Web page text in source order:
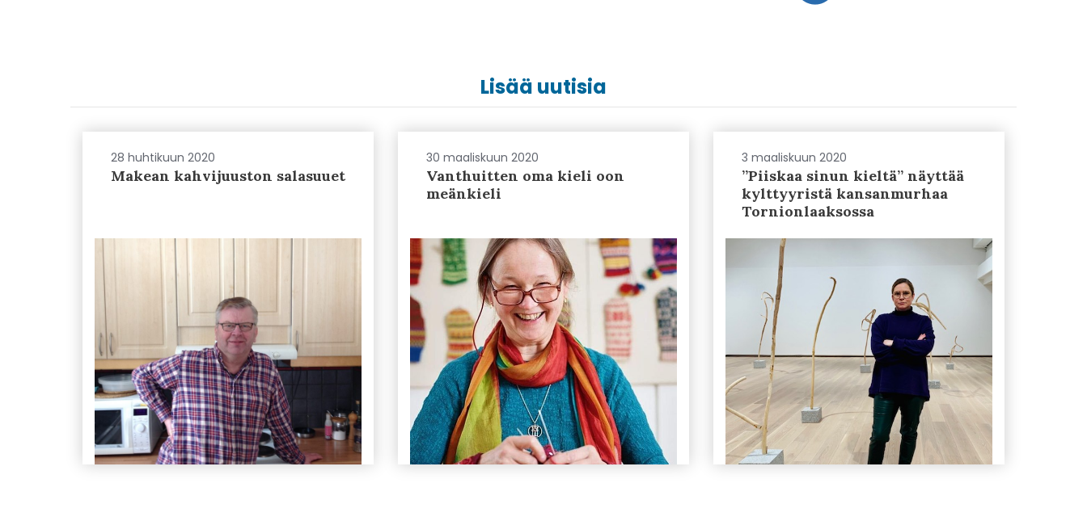
Lisää uutisia
28 huhtikuun 2020
Makean kahvijuuston salasuuet
30 maaliskuun 2020
Vanthuitten oma kieli oon
meänkieli
3 maaliskuun 2020
”Piiskaa sinun kieltä” näyttää
kylttyyristä kansanmurhaa
Tornionlaaksossa